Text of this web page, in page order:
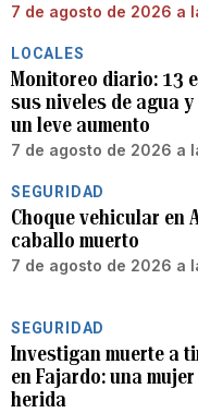
7 de agosto de 2026 a
LOCALES
Monitoreo diario: 13
sus niveles de agua
un leve aumento
7 de agosto de 2026 a
SEGURIDAD
Choque vehicular en
caballo muerto
7 de agosto de 2026 a
SEGURIDAD
Investigan muerte a
en Fajardo: una
herida